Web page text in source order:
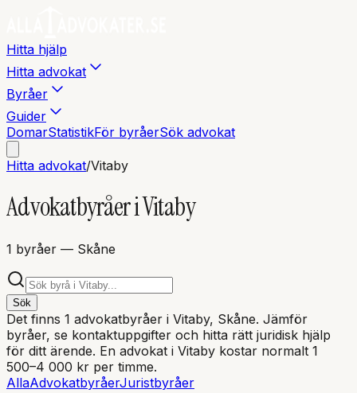
Hitta hjälp
Hitta advokat
Byråer
Guider
DomarStatistikFör byråerSök advokat
Hitta advokat/Vitaby
Advokatbyråer iVitaby
1 byråer — Skåne
Sök
Det finns 1 advokatbyråer i Vitaby, Skåne. Jämför
byråer, se kontaktuppgifter och hitta rätt juridisk hjälp
för ditt ärende. En advokat i Vitaby kostar normalt 1
500–4 000 kr per timme.
AllaAdvokatbyråerJuristbyråer